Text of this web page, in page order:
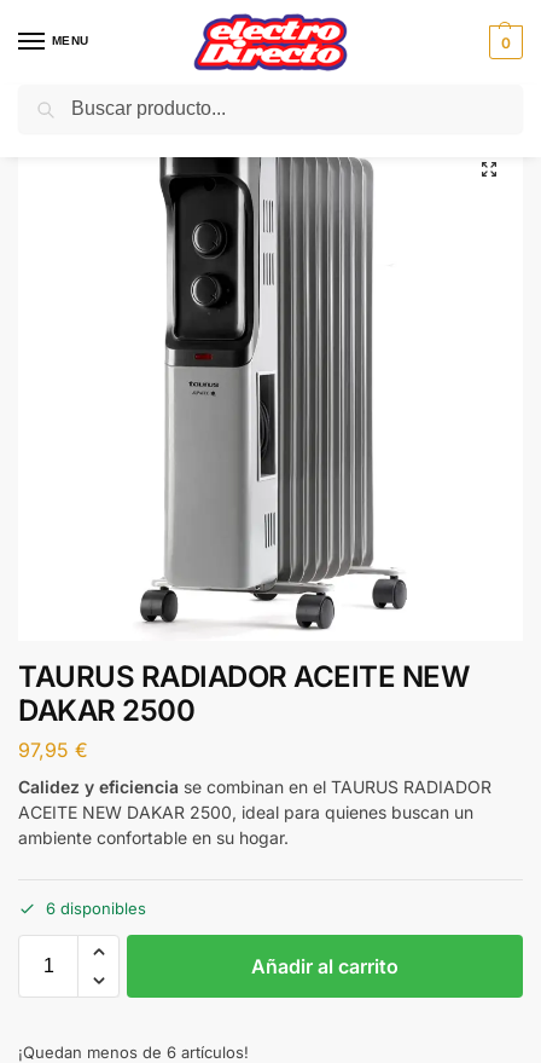
MENU 0
Inicio Climatización / Radiadores
TAURUS RADIADOR ACEITE NEW
DAKAR 2500
97,95 €
Calidez y eficiencia se combinan en el TAURUS RADIADOR
ACEITE NEW DAKAR 2500, ideal para quienes buscan un
ambiente confortable en su hogar.
6 disponibles
Añadir al carrito
¡Quedan menos de 6 artículos!